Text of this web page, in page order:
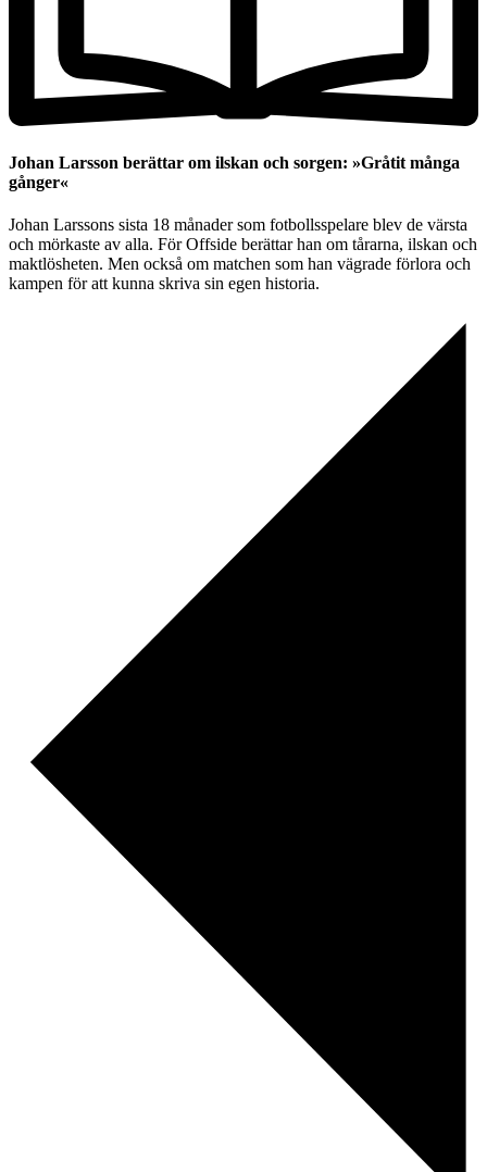
Johan Larsson berättar om ilskan och sorgen: »Gråtit många
gånger«
Johan Larssons sista 18 månader som fotbollsspelare blev de värsta
och mörkaste av alla. För Offside berättar han om tårarna, ilskan och
maktlösheten. Men också om matchen som han vägrade förlora och
kampen för att kunna skriva sin egen historia.